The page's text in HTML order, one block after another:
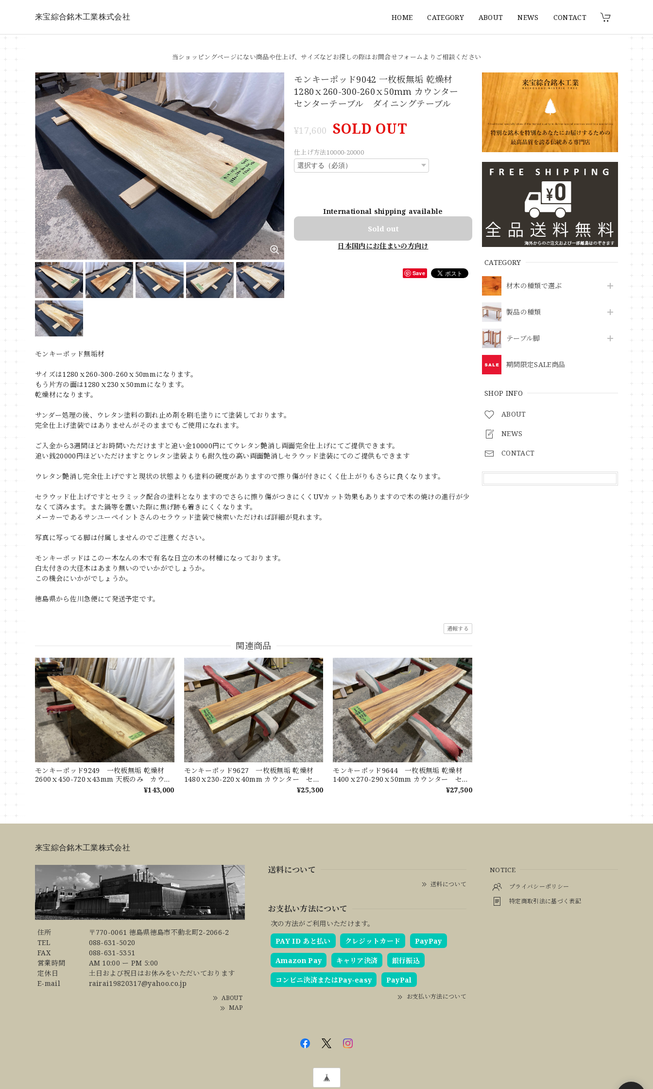
来宝綜合銘木工業株式会社 HOME CATEGORY ABOUT NEWS CONTACT
当ショッピングページにない商品や仕上げ、サイズなどお探しの際はお問合せフォームよりご相談ください
CATEGORY
材木の種類で選ぶ
製品の種類
テーブル脚
期間限定SALE商品
SHOP INFO
ABOUT
NEWS
CONTACT
モンキーポッド9042 一枚板無垢 乾燥材
1280ｘ260-300-260ｘ50mm カウンター
センターテーブル ダイニングテーブル
¥17,600 SOLD OUT
仕上げ方法10000-20000
International shipping available
Sold out
日本国内にお住まいの方向け
Save
モンキーポッド無垢材
サイズは1280ｘ260-300-260ｘ50mmになります。
もう片方の面は1280ｘ230ｘ50mmになります。
乾燥材になります。
サンダー処理の後、ウレタン塗料の割れ止め剤を刷毛塗りにて塗装しております。
完全仕上げ塗装ではありませんがそのままでもご使用になれます。
ご入金から3週間ほどお時間いただけますと追い金10000円にてウレタン艶消し両面完全仕上げにてご提供できます。
追い銭20000円ほどいただけますとウレタン塗装よりも耐久性の高い両面艶消しセラウッド塗装にてのご提供もできます
ウレタン艶消し完全仕上げですと現状の状態よりも塗料の硬度がありますので擦り傷が付きにくく仕上がりもさらに良くなります。
セラウッド仕上げですとセラミック配合の塗料となりますのでさらに擦り傷がつきにくくUVカット効果もありますので木の焼けの進行が少
なくて済みます。また鍋等を置いた際に焦げ跡も着きにくくなります。
メーカーであるサンユーペイントさんのセラウッド塗装で検索いただければ詳細が見れます。
写真に写ってる脚は付属しませんのでご注意ください。
モンキーポッドはこのー木なんの木で有名な日立の木の材種になっております。
白太付きの大径木はあまり無いのでいかがでしょうか。
この機会にいかがでしょうか。
徳島県から佐川急便にて発送予定です。
通報する
関連商品
モンキーポッド9249 一枚板無垢 乾燥材
2600ｘ450-720ｘ43mm 天板のみ カウン
ター センターテーブル ダイニングテーブ
¥143,000
モンキーポッド9627 一枚板無垢 乾燥材
1480ｘ230-220ｘ40mm カウンター セン
¥25,300
モンキーポッド9644 一枚板無垢 乾燥材
1400ｘ270-290ｘ50mm カウンター セン
¥27,500
来宝綜合銘木工業株式会社
住所
〒770-0061 徳島県徳島市不動北町2-2066-2
TEL
088-631-5020
FAX
088-631-5351
営業時間
AM 10:00 ー PM 5:00
定休日
土日および祝日はお休みをいただいております
E-mail
rairai19820317@yahoo.co.jp
ABOUT
MAP
送料について
送料について
お支払い方法について
次の方法がご利用いただけます。
PAY ID あと払い
クレジットカード PayPay
Amazon Pay キャリア決済 銀行振込
コンビニ決済またはPay-easy PayPal
お支払い方法について
NOTICE
プライバシーポリシー
特定商取引法に基づく表記